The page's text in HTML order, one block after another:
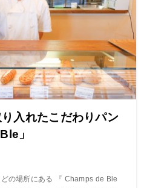
入れたこだわりパン
」
の場所にある 『 Champs de Ble